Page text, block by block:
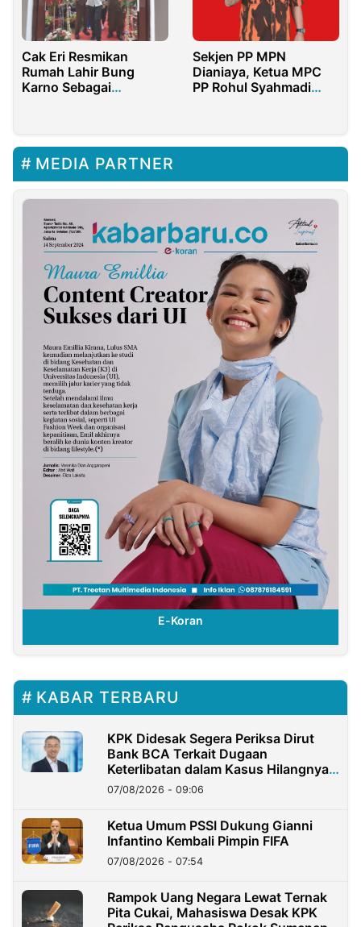
Cak Eri Resmikan
Rumah Lahir Bung
Karno Sebagai
Sekjen PP MPN
Dianiaya, Ketua MPC
PP Rohul Syahmadi
MEDIA PARTNER
E-Koran
KABAR TERBARU
KPK Didesak Segera Periksa Dirut
Bank BCA Terkait Dugaan
Keterlibatan dalam Kasus Hilangnya
Dana Nasabah Rp2,58 Miliar
07/08/2026 - 09:06
Ketua Umum PSSI Dukung Gianni
Infantino Kembali Pimpin FIFA
07/08/2026 - 07:54
Rampok Uang Negara Lewat Ternak
Pita Cukai, Mahasiswa Desak KPK